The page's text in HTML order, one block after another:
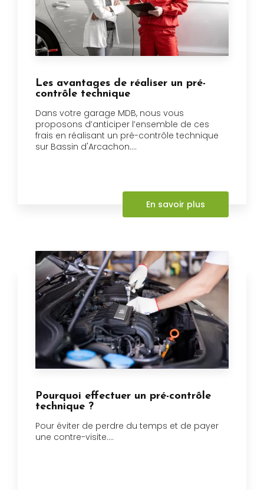
Les avantages de réaliser un pré-
contrôle technique
Dans votre garage MDB, nous vous
proposons d’anticiper l’ensemble de ces
frais en réalisant un pré-contrôle technique
sur Bassin d'Arcachon....
En savoir plus
Pourquoi effectuer un pré-contrôle
technique ?
Pour éviter de perdre du temps et de payer
une contre-visite....